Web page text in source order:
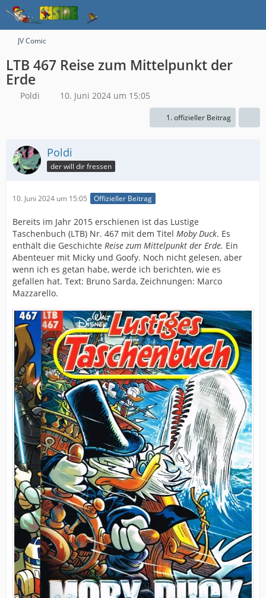
JV Comic
LTB 467 Reise zum Mittelpunkt der
Erde
Poldi 10. Juni 2024 um 15:05
1. offizieller Beitrag
Poldi
der will dir fressen
10. Juni 2024 um 15:05 Offizieller Beitrag
Bereits im Jahr 2015 erschienen ist das Lustige
Taschenbuch (LTB) Nr. 467 mit dem Titel Moby Duck. Es
enthält die Geschichte Reise zum Mittelpunkt der Erde. Ein
Abenteuer mit Micky und Goofy. Noch nicht gelesen, aber
wenn ich es getan habe, werde ich berichten, wie es
gefallen hat. Text: Bruno Sarda, Zeichnungen: Marco
Mazzarello.